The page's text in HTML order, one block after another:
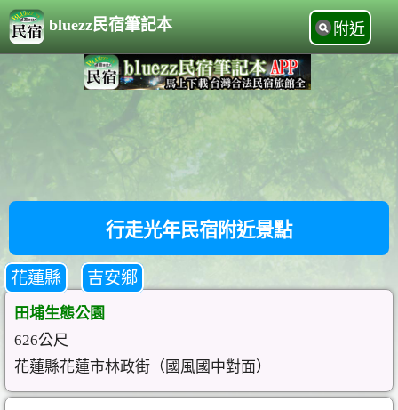
bluezz民宿筆記本 附近
行走光年民宿附近景點
花蓮縣 吉安鄉
田埔生態公園
626公尺
花蓮縣花蓮市林政街（國風國中對面）